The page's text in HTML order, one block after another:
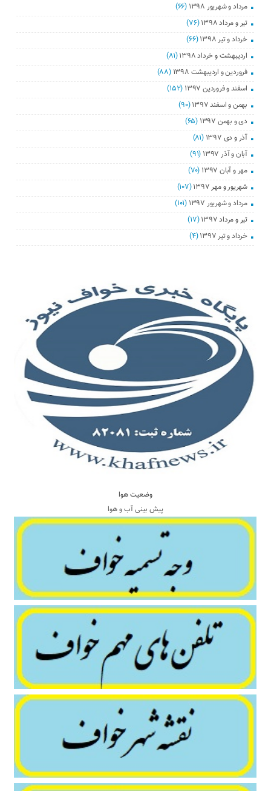
مرداد و شهریور ۱۳۹۸
(۶۶)
تیر و مرداد ۱۳۹۸
(۷۶)
خرداد و تیر ۱۳۹۸
(۶۶)
اردیبهشت و خرداد ۱۳۹۸
(۸۱)
فروردین و اردیبهشت ۱۳۹۸
(۸۸)
اسفند و فروردین ۱۳۹۷
(۱۵۲)
بهمن و اسفند ۱۳۹۷
(۹۰)
دی و بهمن ۱۳۹۷
(۶۵)
آذر و دی ۱۳۹۷
(۸۱)
آبان و آذر ۱۳۹۷
(۹۱)
مهر و آبان ۱۳۹۷
(۷۰)
شهریور و مهر ۱۳۹۷
(۱۰۷)
مرداد و شهریور ۱۳۹۷
(۱۰۱)
تیر و مرداد ۱۳۹۷
(۱۷)
خرداد و تیر ۱۳۹۷
(۴)
وضعیت هوا
پیش بینی آب و هوا